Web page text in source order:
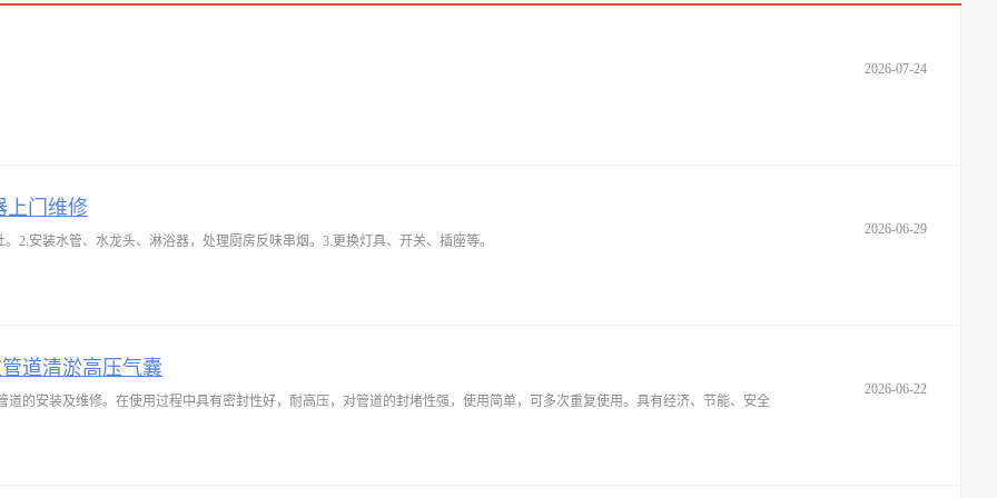
2026-07-24
2026-06-29
上门维修
2.安装水管、水龙头、淋浴器，处理厨房反味串烟。3.更换灯具、开关、插座等。
2026-06-22
道清淤高压气囊
的安装及维修。在使用过程中具有密封性好，耐高压，对管道的封堵性强，使用简单，可多次重复使用。具有经济、节能、安全